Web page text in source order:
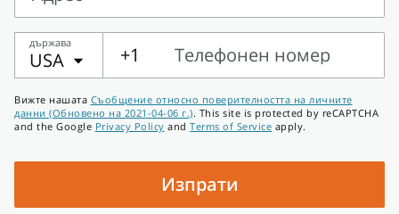
Адрес
държава
USA +1
Телефонен номер
номер
Вижте нашата Съобщение относно поверителността на личните
данни (Обновено на 2021-04-06 г.). This site is protected by reCAPTCHA
and the Google Privacy Policy and Terms of Service apply.
Изпрати